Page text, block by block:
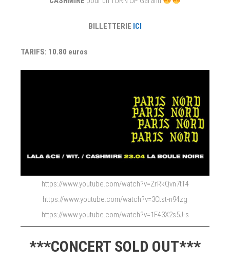
BILLETTERIE ICI
TARIFS: 10.80 euros
https://www.youtube.com/watch?v=ZrRkQvn7tT4
https://www.youtube.com/watch?v=3Ctst-n94zg
https://www.youtube.com/watch?v=1F43X2s5J-s
***CONCERT SOLD OUT***